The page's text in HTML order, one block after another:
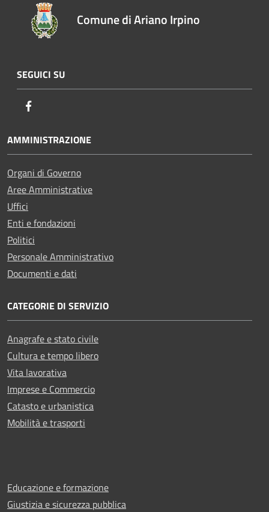
Comune di Ariano Irpino
SEGUICI SU
AMMINISTRAZIONE
Organi di Governo
Aree Amministrative
Uffici
Enti e fondazioni
Politici
Personale Amministrativo
Documenti e dati
CATEGORIE DI SERVIZIO
Anagrafe e stato civile
Cultura e tempo libero
Vita lavorativa
Imprese e Commercio
Catasto e urbanistica
Mobilità e trasporti
Educazione e formazione
Giustizia e sicurezza pubblica